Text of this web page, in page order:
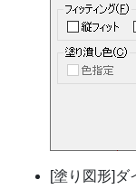
[塗り図形]ダ